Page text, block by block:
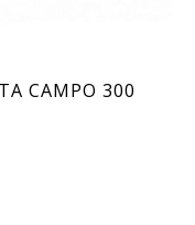
CAMPO 300